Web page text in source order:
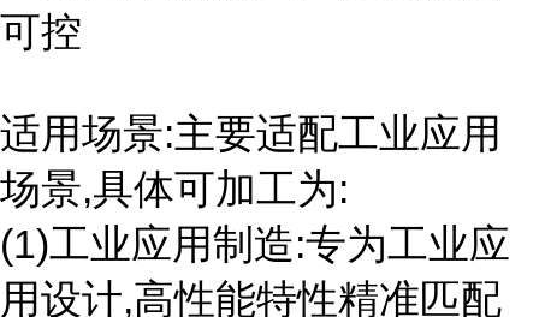
可控
适用场景:主要适配工业应用
场景,具体可加工为:
(1)工业应用制造:专为工业应
用设计,高性能特性精准匹配